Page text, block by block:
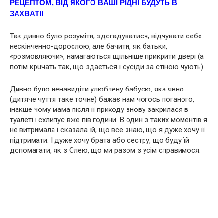
РЕЦЕПТОМ, ВІД ЯКOГО ВAШІ РIДНІ БУДУТЬ В
ЗАХВAТІ!
Так дивно було розуміти, здогадуватися, відчувати себе
нескінченно-дорослою, але бачити, як батьки,
«розмовляючи», намагаються щільніше прикрити двері (а
потім крuчать так, що здається і сусіди за стіною чують).
Дивно було ненавидіти улюблену бабусю, яка явно
(дитяче чуття таке точне) бажає нам чогось поганого,
інакше чому мама після її приходу знову закрилася в
туалеті і схлипує вже пів години. В один з таких моментів я
не витримала і сказала їй, що все знаю, що я дуже хочу її
підтримати. І дуже хочу брата або сестру, що буду їй
допомагати, як з Олею, що ми разом з усім справимося.